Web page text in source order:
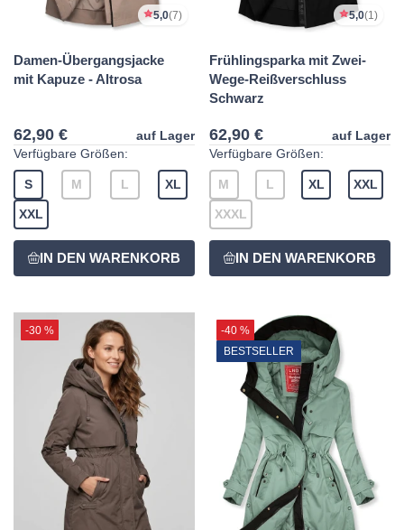
5,0(7)
Damen-Übergangsjacke
mit Kapuze - Altrosa
62,90 €
auf Lager
Verfügbare Größen:
S M L XL
XXL
5,0(1)
Frühlingsparka mit Zwei-
Wege-Reißverschluss
Schwarz
62,90 €
auf Lager
Verfügbare Größen:
M L XL XXL
XXXL
-30 %
-40 %
BESTSELLER